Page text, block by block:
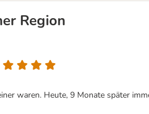
Region
waren. Heute, 9 Monate später